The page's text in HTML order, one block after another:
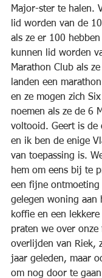
Major-ster te halen.
lid worden van de
als ze er 100
kunnen lid worden
Marathon Club als
landen een
en ze mogen zich
noemen als ze de 6
voltooid. Geert is de
en ik ben de enige
van toepassing is.
hem om eens bij te
een fijne
gelegen woning aan
koffie en een
praten we over
overlijden van Riek,
jaar geleden, maar
om nog door te